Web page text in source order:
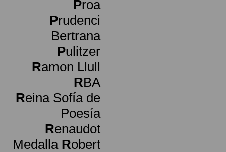
Proa
Prudenci
Bertrana
Pulitzer
Ramon Llull
RBA
Reina Sofía de
Poesía
Renaudot
Medalla Robert